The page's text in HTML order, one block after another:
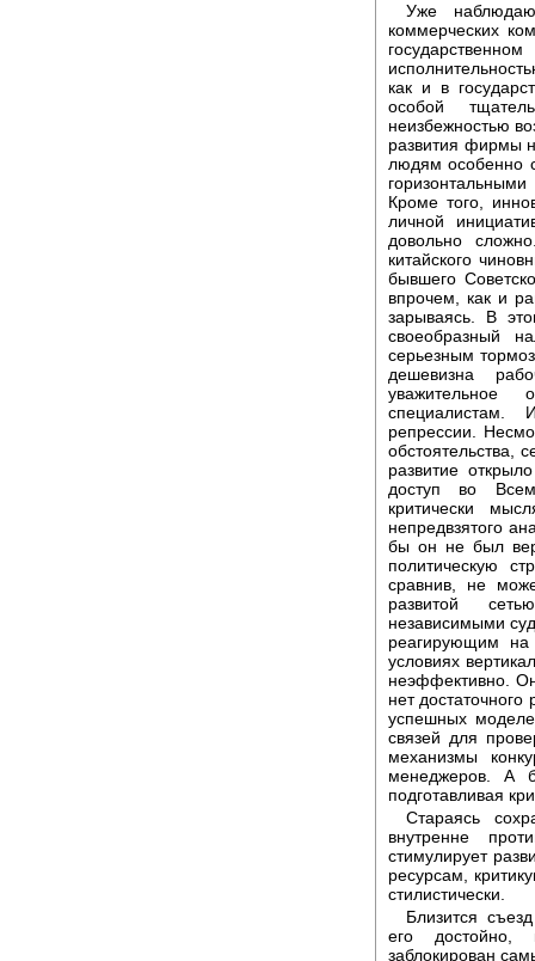
Уже
коммерческих
как и в
особой
неизбежностью
развития фирмы
людям особенно
Кроме того,
личной
довольно
китайского
бывшего
впрочем, как и
зарываясь. В
своеобразный
серьезным
дешевизна
специалистам.
репрессии.
обстоятельства,
развитие
доступ во
критически
непредвзятого
бы он не был
политическую
сравнив, не
развитой
независимыми
реагирующим
условиях
неэффективно.
нет
успешных
связей для
механизмы
менеджеров. А
подготавливая
Стараясь
внутренне
стимулирует
ресурсам,
стилистически.
Близится
его достойно,
заблокирован